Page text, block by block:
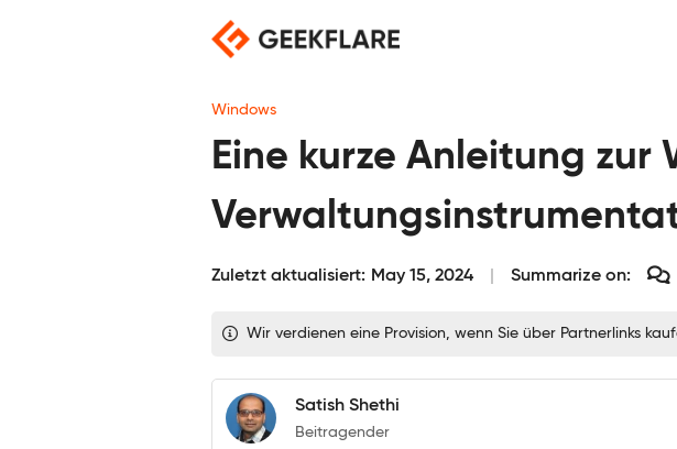
Windows
Eine kurze Anleitung zur
Zuletzt aktualisiert: May 15, 2024 Summarize on:
Wir verdienen eine Provision, wenn Sie über Partnerlinks
Satish Shethi
Beitragender